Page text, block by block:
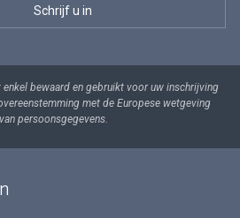
bewaard en gebruikt voor uw inschrijving
met de Europese wetgeving
persoonsgegevens.